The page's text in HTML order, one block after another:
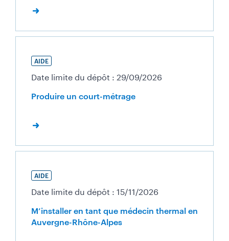
AIDE
Date limite du dépôt : 29/09/2026
Produire un court-métrage
AIDE
Date limite du dépôt : 15/11/2026
M’installer en tant que médecin thermal en
Auvergne-Rhône-Alpes